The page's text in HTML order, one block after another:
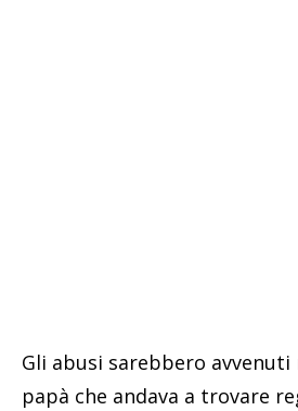
Gli abusi sarebbero avvenuti
papà che andava a trovare